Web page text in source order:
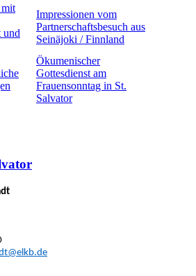
und
Impressionen vom
Partnerschaftsbesuch aus
Seinäjoki / Finnland
Ökumenischer
Gottesdienst am
Frauensonntag in St.
Salvator